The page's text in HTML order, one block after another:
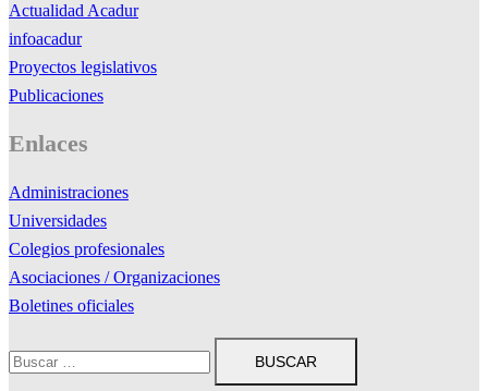
Actualidad Acadur
infoacadur
Proyectos legislativos
Publicaciones
Enlaces
Administraciones
Universidades
Colegios profesionales
Asociaciones / Organizaciones
Boletines oficiales
Buscar: